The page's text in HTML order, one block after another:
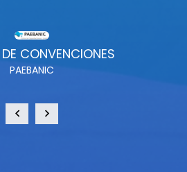
CONVENCIONES
PAEBANIC